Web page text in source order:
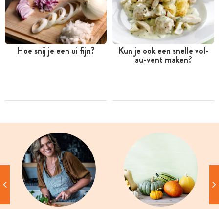
Hoe snij je een ui fijn? Kun je ook een snelle vol-
au-vent maken?